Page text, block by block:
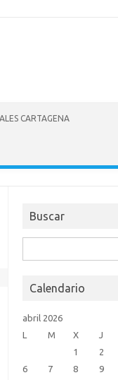
CARTAGENA
Buscar
Calendario
abril 2026
L
M X J
1 2
6
7 8 9